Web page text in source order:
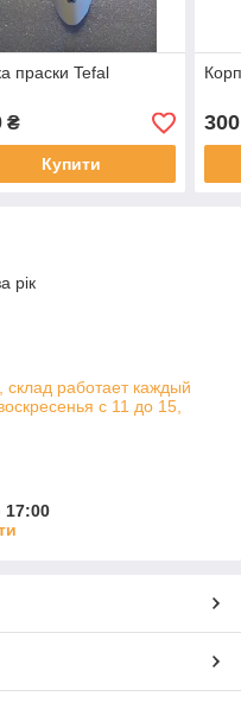
праски Tefal
₴
Купити
300
рік
склад работает каждый
с 11 до 15,
17:00